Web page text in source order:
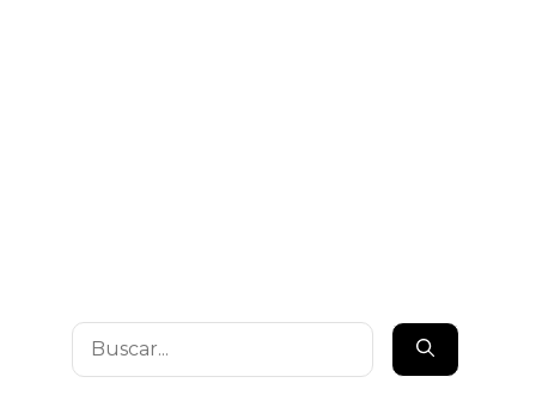
Buscar: